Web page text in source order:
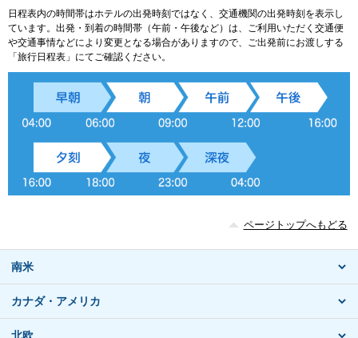
日程表内の時間帯はホテルの出発時刻ではなく、交通機関の出発時刻を表示し
ています。出発・到着の時間帯（午前・午後など）は、ご利用いただく交通便
や交通事情などにより変更となる場合がありますので、ご出発前にお渡しする
「旅行日程表」にてご確認ください。
ページトップへもどる
南米
カナダ・アメリカ